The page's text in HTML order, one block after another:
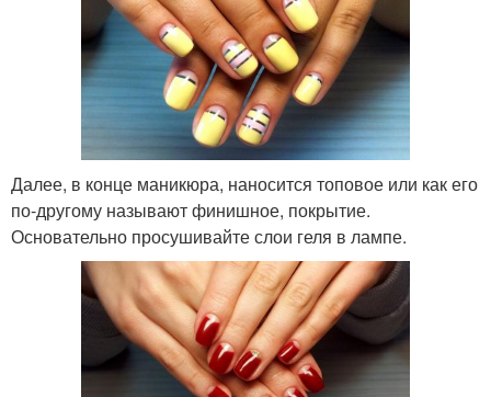
Далее, в конце маникюра, наносится топовое или как его
по-другому называют финишное, покрытие.
Основательно просушивайте слои геля в лампе.